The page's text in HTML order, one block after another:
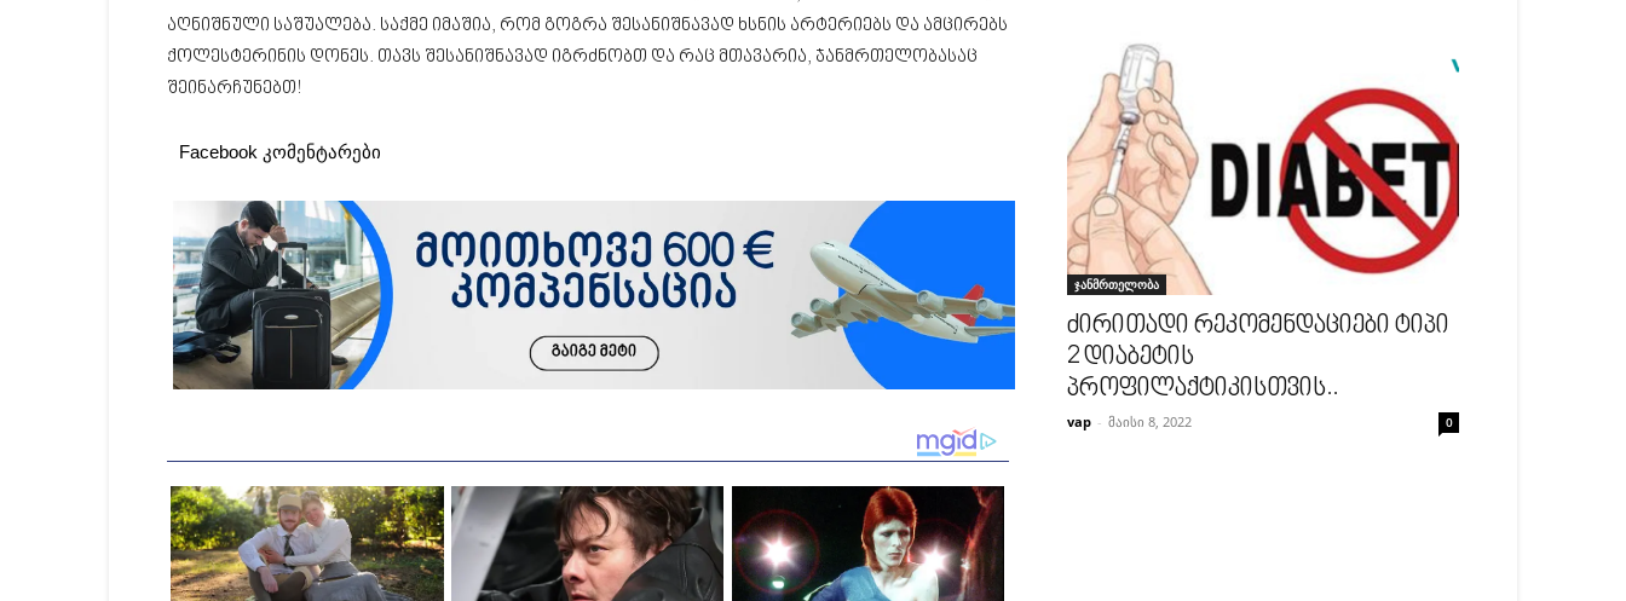
აღნიშნული საშუალება. საქმე იმაშია, რომ გოგრა შესანიშნავად ხსნის არტერიებს და ამცირებს
ქოლესტერინის დონეს. თავს შესანიშნავად იგრძნობთ და რაც მთავარია, ჯანმრთელობასაც
შეინარჩუნებთ!
Facebook კომენტარები
ჯანმრთელობა
ძირითადი რეკომენდაციები ტიპი
2 დიაბეტის
პროფილაქტიკისთვის..
vap - მაისი 8, 2022 0